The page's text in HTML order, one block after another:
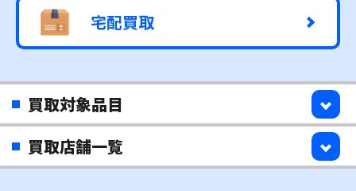
宅配買取
買取対象品目
買取店舗一覧